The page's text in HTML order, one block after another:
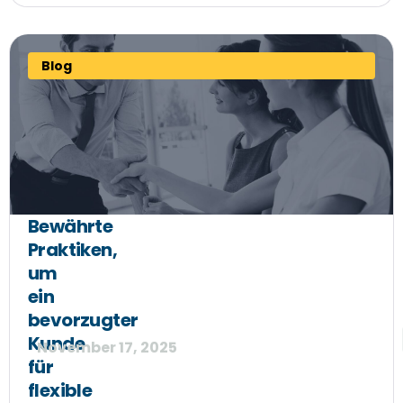
Blog
Bewährte
Praktiken,
um
ein
bevorzugter
Kunde
für
flexible
November 17, 2025